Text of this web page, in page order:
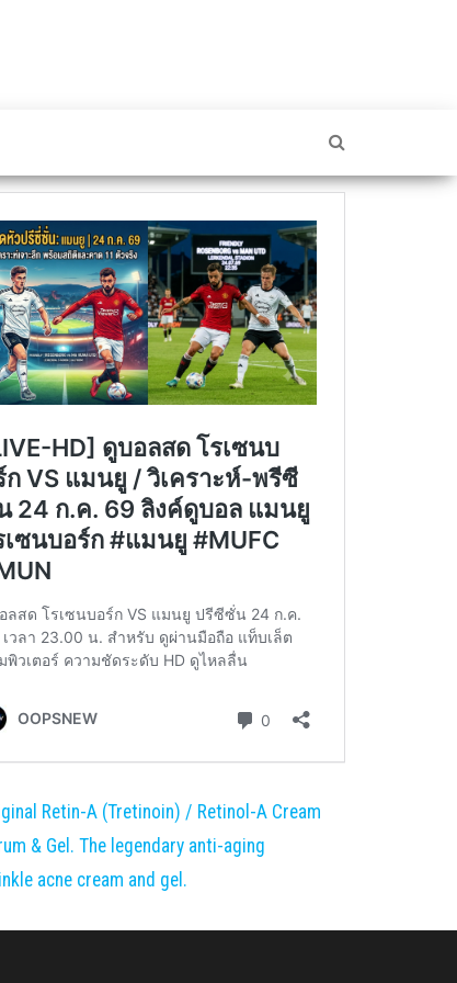
Retin-A (Tretinoin) / Retinol-A Cream
& Gel. The legendary anti-aging
acne cream and gel.